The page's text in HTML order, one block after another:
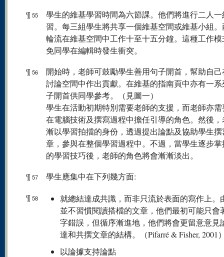
¶ 55
學生的維基學習時間為六節課。他們將進行二人
習。每三組學生將共享一個維基空間或維基小組
輪流在維基空間中工作十至十五分鐘。這種工作
免同學在編輯時發生衝突。
¶ 56
開始時，老師可鼓勵學生善用句子開首，幫助自
討論空間中作出貢獻。在維基的指南頁中亦有一
子開首供同學參考。（見圖一）
學生在活動初期特別需要老師的支援，而老師亦
在電腦技術及撰寫過程中擔任引導的角色。然後
漸以學習拍擋的身份，透過提出論點及協助學生撰
章，參與在整個學習過程中。不過，當學生逐步
的學習技巧後，老師的角色將會漸漸淡出。
¶ 57
學生應集中在下列幾方面:
¶ 58
就總結達成共識，而非只流於表面的寫作上。
並不習慣閱讀搭檔的文章，他們最初可能只會
字錯誤，但循序漸進地，他們將會更留意意見
達和共撰文章的結構。（Pifarré & Fisher, 2001
以論據支持論點